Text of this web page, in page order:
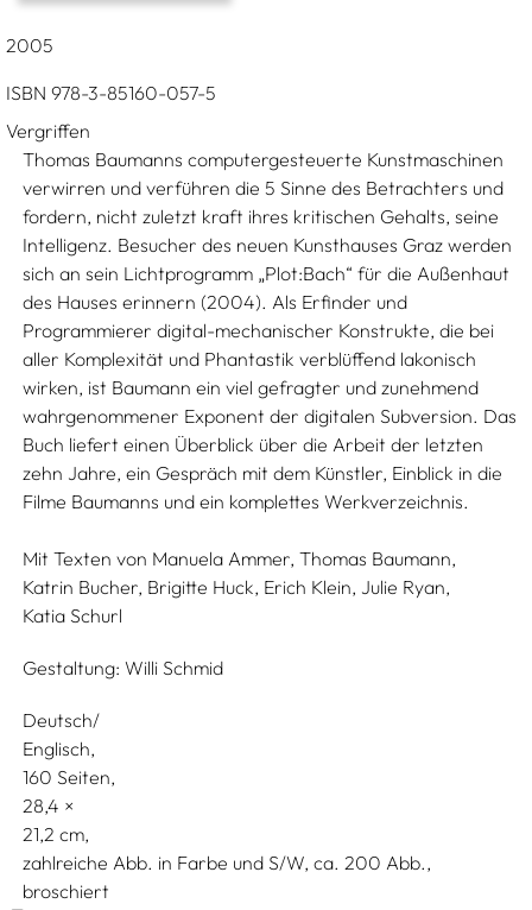
2005
ISBN 978-3-85160-057-5
Vergriffen
Thomas Baumanns computergesteuerte Kunstmaschinen
verwirren und verführen die 5 Sinne des Betrachters und
fordern, nicht zuletzt kraft ihres kritischen Gehalts, seine
Intelligenz. Besucher des neuen Kunsthauses Graz werden
sich an sein Lichtprogramm „Plot:Bach“ für die Außenhaut
des Hauses erinnern (2004). Als Erfinder und
Programmierer digital-mechanischer Konstrukte, die bei
aller Komplexität und Phantastik verblüffend lakonisch
wirken, ist Baumann ein viel gefragter und zunehmend
wahrgenommener Exponent der digitalen Subversion. Das
Buch liefert einen Überblick über die Arbeit der letzten
zehn Jahre, ein Gespräch mit dem Künstler, Einblick in die
Filme Baumanns und ein komplettes Werkverzeichnis.
Mit Texten von Manuela Ammer, Thomas Baumann,
Katrin Bucher, Brigitte Huck, Erich Klein, Julie Ryan,
Katia Schurl
Gestaltung: Willi Schmid
Deutsch/
Englisch
160 Seiten,
28,4
21,2
zahlreiche Abb. in Farbe und S/W, ca. 200 Abb.
broschiert